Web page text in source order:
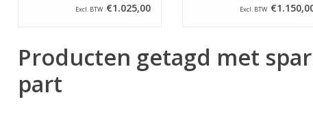
Excl. BTW €1.025,00 Excl. BTW
Producten getagd met
part